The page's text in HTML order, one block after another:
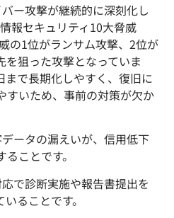
ー攻撃が継続的に深刻化し
報セキュリティ10大脅威
の1位がランサム攻撃、2位が
狙った攻撃となっていま
まで長期化しやすく、復旧に
すいため、事前の対策が欠か
ータの漏えいが、信用低下
ことです。
で診断実施や報告書提出を
ることです。